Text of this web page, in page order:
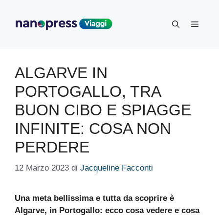
contenuto
Menu
ALGARVE IN
PORTOGALLO, TRA
BUON CIBO E SPIAGGE
INFINITE: COSA NON
PERDERE
12 Marzo 2023 di Jacqueline Facconti
Una meta bellissima e tutta da scoprire è
Algarve, in Portogallo: ecco cosa vedere e cosa